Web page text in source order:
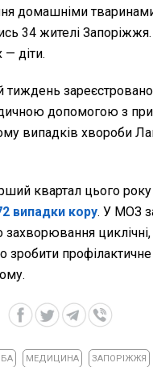
домашніми
34 жителі
— діти.
тиждень
допомогою з
випадків хвороби
квартал цього року
випадки кору. У МОЗ
циклічні,
зробити
МЕДИЦИНА ЗАПОРІЖЖЯ